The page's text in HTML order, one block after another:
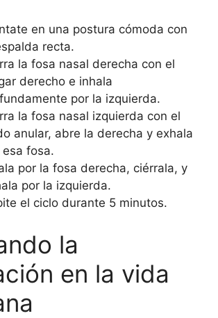
en una postura cómoda con
recta.
la fosa nasal derecha con el
derecho e inhala
por la izquierda.
la fosa nasal izquierda con el
anular, abre la derecha y exhala
esa fosa.
por la fosa derecha, ciérrala, y
por la izquierda.
el ciclo durante 5 minutos.
la
en la vida